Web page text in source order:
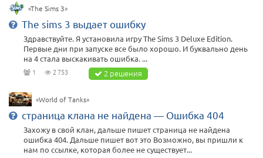
«The Sims 3»
The sims 3 выдает ошибку
Здравствуйте. Я установила игру The Sims 3 Deluxe Edition.
Первые дни при запуске все было хорошо. И буквально день
на 4 стала выскакивать ошибка. ...
1 2 753 2 решения
«World of Tanks»
страница клана не найдена — Ошибка 404
Захожу в свой клан, дальше пишет страница не найдена
ошибка 404. Дальше пишет вот это Возможно, вы пришли к
нам по ссылке, которая более не существует...